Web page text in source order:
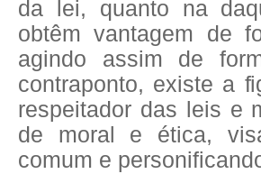
da lei, quanto na
obtêm vantagem de
agindo assim de
contraponto, existe a
respeitador das leis e
de moral e ética,
comum e